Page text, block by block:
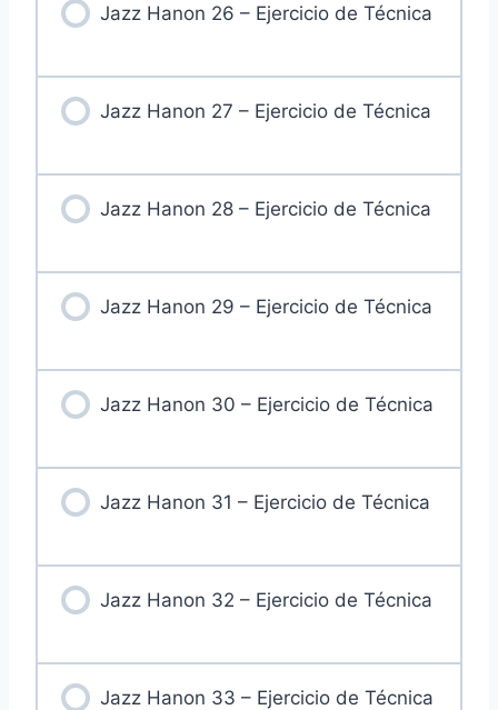
Jazz Hanon 26 – Ejercicio de Técnica
Jazz Hanon 27 – Ejercicio de Técnica
Jazz Hanon 28 – Ejercicio de Técnica
Jazz Hanon 29 – Ejercicio de Técnica
Jazz Hanon 30 – Ejercicio de Técnica
Jazz Hanon 31 – Ejercicio de Técnica
Jazz Hanon 32 – Ejercicio de Técnica
Jazz Hanon 33 – Ejercicio de Técnica